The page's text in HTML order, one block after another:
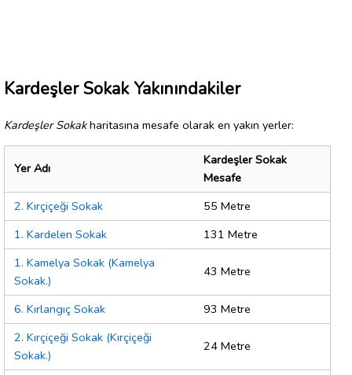
Kardeşler Sokak Yakınındakiler
Kardeşler Sokakharitasına mesafe olarak en yakın yerler:
Yer Adı
Kardeşler Sokak
Mesafe
2. Kırçiçeği Sokak
55 Metre
1. Kardelen Sokak
131 Metre
1. Kamelya Sokak (Kamelya
Sokak.)
43 Metre
6. Kırlangıç Sokak
93 Metre
2. Kırçiçeği Sokak (Kırçiçeği
Sokak.)
24 Metre